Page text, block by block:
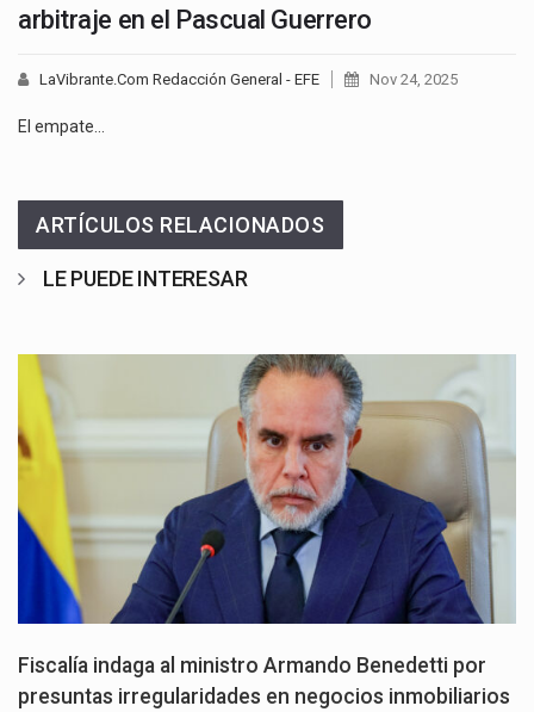
arbitraje en el Pascual Guerrero
LaVibrante.Com Redacción General - EFE Nov 24, 2025
El empate…
ARTÍCULOS RELACIONADOS
LE PUEDE INTERESAR
Fiscalía indaga al ministro Armando Benedetti por
presuntas irregularidades en negocios inmobiliarios